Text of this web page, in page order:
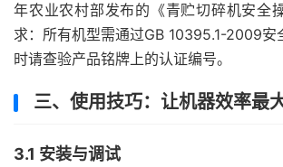
年农业农村部发布的《青贮切碎机安全
求：所有机型需通过GB 10395.1-2009安
时请查验产品铭牌上的认证编号。
三、使用技巧：让机器效率最
3.1 安装与调试